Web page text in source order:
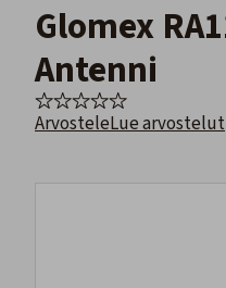
Glomex RA112CR VHF-
Antenni
ArvosteleLue arvostelut